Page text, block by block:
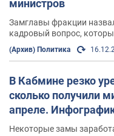
министров
Замглавы фракции
кадровый вопрос,
(Архив) Политика
В Кабмине резко
сколько получили
апреле.
Некоторые замы